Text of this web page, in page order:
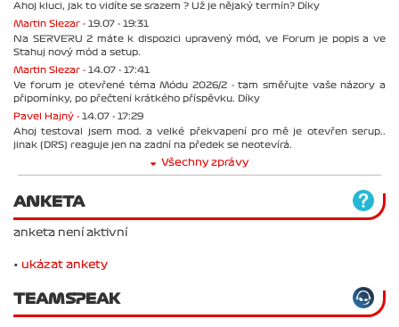
Ahoj kluci, jak to vidíte se srazem ? Už je nějaký termín? Díky
Martin Slezar - 19.07 - 19:31
Na SERVERU 2 máte k dispozici upravený mód, ve Forum je popis a ve
Stahuj nový mód a setup.
Martin Slezar - 14.07 - 17:41
Ve forum je otevřené téma Módu 2026/2 - tam směřujte vaše názory a
připomínky, po přečtení krátkého příspěvku. Díky
Pavel Hajný - 14.07 - 17:29
Ahoj testoval jsem mod. a velké překvapení pro mě je otevřen serup..
jinak (DRS) reaguje jen na zadní na předek se neotevírá.
Všechny zprávy
ANKETA
anketa není aktivní
• ukázat ankety
TEAMSPEAK